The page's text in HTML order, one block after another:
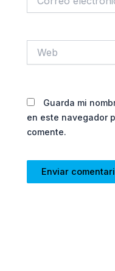
electrónico*
Guarda mi
en este navegador
comente.